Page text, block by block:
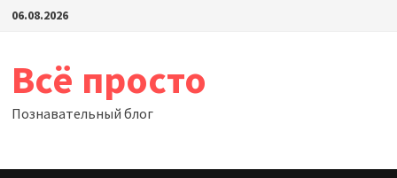
Перейти
06.08.2026
Всё просто
Познавательный блог